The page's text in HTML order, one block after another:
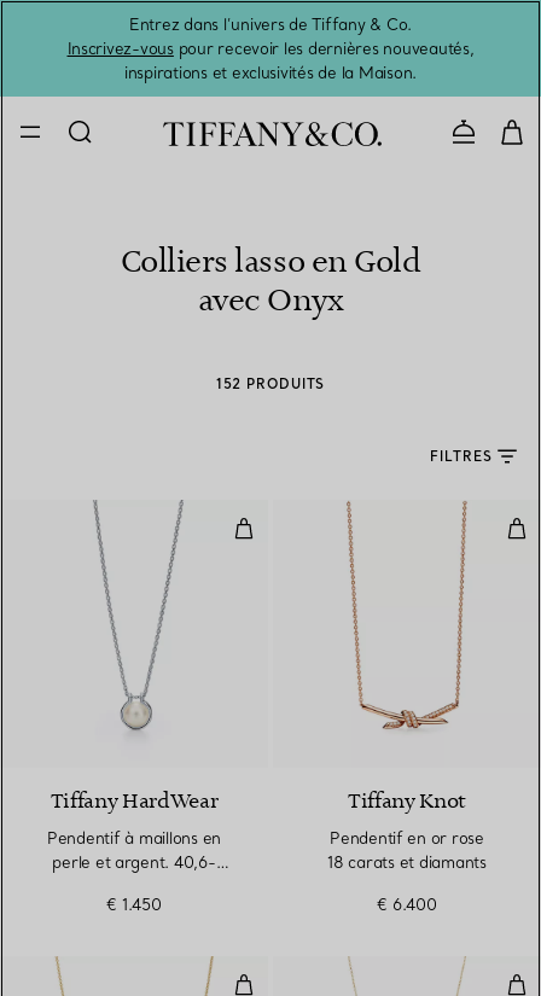
Entrez dans l’univers de Tiffany & Co.
Inscrivez-vouspour recevoir les dernières nouveautés,
inspirations et exclusivités de la Maison.
Colliers lasso en Gold
avec Onyx
152 PRODUITS
FILTRES
Pendentif à maillons en perle
Tiffany HardWear
Pendentif à maillons en
perle et argent. 40,6-
925 millièmes
€ 1.450
Tiffany Knot
Pendentif en or rose
18 carats et diamants
€ 6.400
Pendentif Diamonds by the